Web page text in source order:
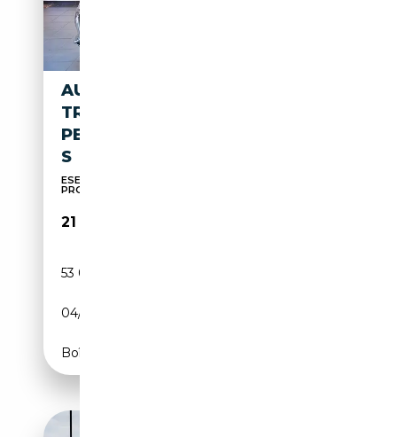
AUDI A4 30 TDI AVANT S-
TRONIC BUSINESS -
PELLE/VIRTUAL/ADAS/KEYLES
S
ESEGUITI TUTTI I TAGLIANDI AUDI - UNICO
PROPRIETAR...
21 750€
53 000 km
04/2022
Boîte automatique